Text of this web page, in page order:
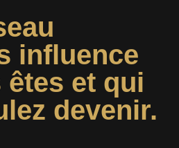
influence
et qui
devenir.